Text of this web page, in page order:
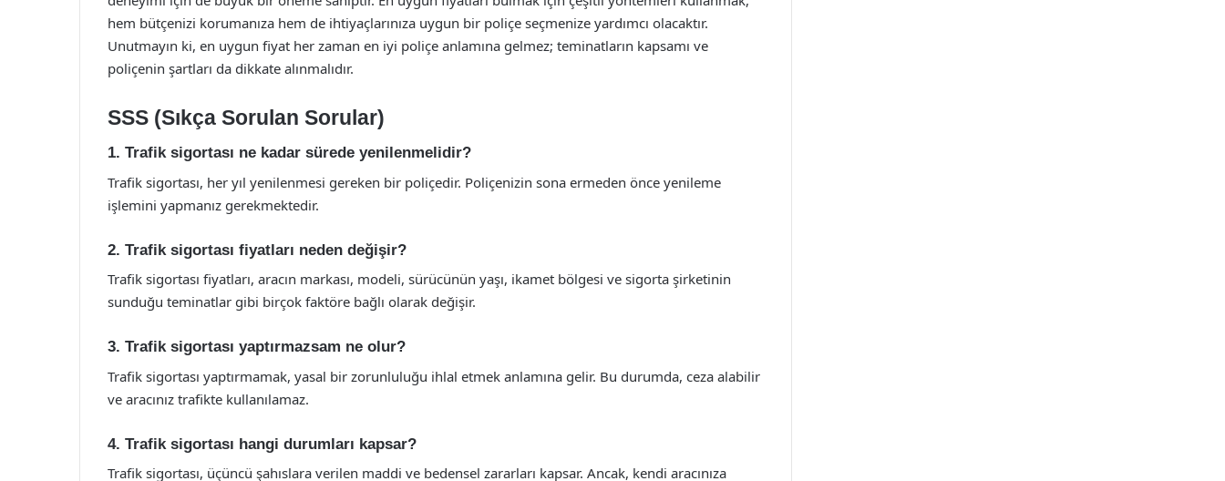
hem bütçenizi korumanıza hem de ihtiyaçlarınıza uygun bir poliçe seçmenize yardımcı olacaktır.
Unutmayın ki, en uygun fiyat her zaman en iyi poliçe anlamına gelmez; teminatların kapsamı ve
poliçenin şartları da dikkate alınmalıdır.
SSS (Sıkça Sorulan Sorular)
1. Trafik sigortası ne kadar sürede yenilenmelidir?
Trafik sigortası, her yıl yenilenmesi gereken bir poliçedir. Poliçenizin sona ermeden önce yenileme
işlemini yapmanız gerekmektedir.
2. Trafik sigortası fiyatları neden değişir?
Trafik sigortası fiyatları, aracın markası, modeli, sürücünün yaşı, ikamet bölgesi ve sigorta şirketinin
sunduğu teminatlar gibi birçok faktöre bağlı olarak değişir.
3. Trafik sigortası yaptırmazsam ne olur?
Trafik sigortası yaptırmamak, yasal bir zorunluluğu ihlal etmek anlamına gelir. Bu durumda, ceza alabilir
ve aracınız trafikte kullanılamaz.
4. Trafik sigortası hangi durumları kapsar?
Trafik sigortası, üçüncü şahıslara verilen maddi ve bedensel zararları kapsar. Ancak, kendi aracınıza